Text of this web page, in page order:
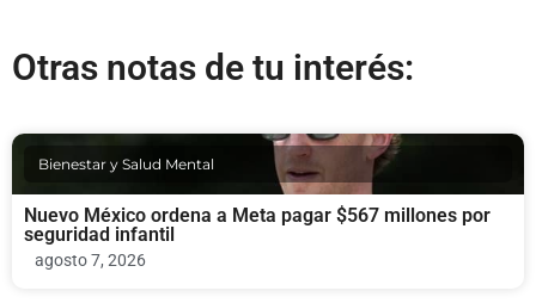
Otras notas de tu interés:
Bienestar y Salud Mental
Nuevo México ordena a Meta pagar $567 millones por
seguridad infantil
agosto 7, 2026